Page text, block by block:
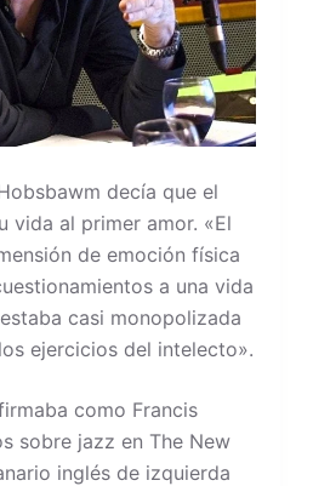
decía que el
vida al primer amor. «El
de emoción física
a una vida
casi monopolizada
ejercicios del intelecto».
como Francis
sobre jazz en The New
inglés de izquierda